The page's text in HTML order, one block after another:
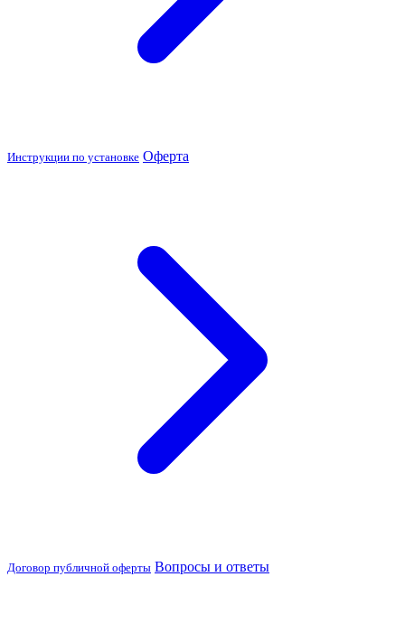
Инструкции по установке Оферта
Договор публичной оферты Вопросы и ответы